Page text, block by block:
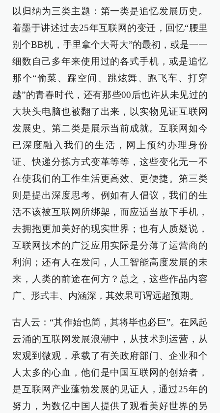
以归纳为三类主题：第一类是追忆发展历史。
着墨于讲述过去25年互联网的变迁，回忆“腰里
别个BB机，手里拿个大哥大”的最初，或是一一
细数自己多年来使用过的各式手机，或是追忆
那个“偷菜、踩空间、跳炫舞、跑飞车、打穿
越”的青春时代，还有那些00后也许从未见过的
大块头电脑也被翻了出来，以实物见证互联网
发展史。第二类是展示当前成就。互联网如今
已深度融入我们的生活，网上预约办理身份
证、快递分拣方式变革等等，这些变化无一不
在使我们的工作生活更高效、更便捷。第三类
则是提出深度思考。例如有人倡议，我们的生
活不该被互联网所绑架，而应适当放下手机，
去拥抱更加美好的现实世界；也有人质疑说，
互联网技术的广泛应用实际是分薄了运营商的
利润；还有人在发问，人工智能高度发展的未
来，人类的前途在何方？总之，这些作品内容
广、形式丰、内涵深，其效果可谓远超预期。
古人云：“其作始也简，其将毕也必巨”。在风起
云涌的互联网发展浪潮中，从技术到运营，从
宏观到微观，承载了有关政府部门、企业和个
人太多的心血，他们是中国互联网的创始者，
是互联网产业蓬勃发展的见证人，通过25年的
努力，为数亿中国人提供了观看美好世界的另